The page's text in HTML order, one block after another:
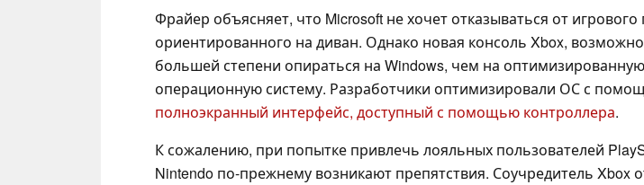
Фрайер объясняет, что Microsoft не хочет отказываться от игрового
ориентированного на диван. Однако новая консоль Xbox,
большей степени опираться на Windows, чем на оптимизированную
операционную систему. Разработчики оптимизировали ОС с
полноэкранный интерфейс, доступный с помощью контроллера.
К сожалению, при попытке привлечь лояльных пользователей
Nintendo по-прежнему возникают препятствия. Соучредитель Xbox